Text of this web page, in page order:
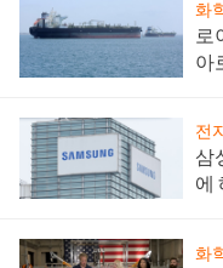
화
로
아
전
삼
에
화